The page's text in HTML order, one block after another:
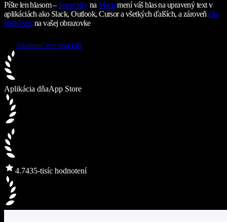
Píšte len hlasom – SpeechifynaMacu mení váš hlas na upravený text v
aplikáciách ako Slack, Outlook, Cursor a všetkých ďalších, a zároveňčíta
čokoľvekna vašej obrazovke
Stiahnuť pre macOS
Aplikácia dňaApp Store
4.7435-tisíc hodnotení